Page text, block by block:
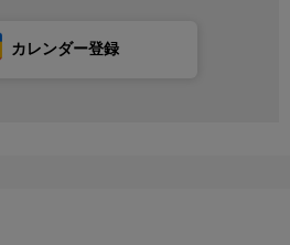
カレンダー登録